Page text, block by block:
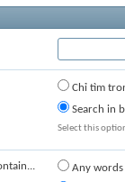
Chỉ tìm
Search in
Select this
Any words